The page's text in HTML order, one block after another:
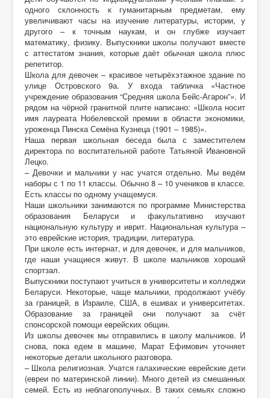
одного склонность к гуманитарным предметам, ему
увеличивают часы на изучение литературы, истории, у
другого – к точным наукам, и он глубже изучает
математику, физику. Выпускники школы получают вместе
с аттестатом знания, которые даёт обычная школа плюс
репетитор.
Школа для девочек – красивое четырёхэтажное здание по
улице Островского 9а. У входа табличка «Частное
учреждение образования “Средняя школа Бейс-Агарон”». И
рядом на чёрной гранитной плите написано: «Школа носит
имя лауреата Нобелевской премии в области экономики,
уроженца Пинска Семёна Кузнеца (1901 – 1985)».
Наша первая школьная беседа была с заместителем
директора по воспитательной работе Татьяной Ивановной
Лецко.
– Девочки и мальчики у нас учатся отдельно. Мы ведём
наборы с 1 по 11 классы. Обычно 8 – 10 учеников в классе.
Есть классы по одному учащемуся.
Наши школьники занимаются по программе Министерства
образования Беларуси и факультативно изучают
национальную культуру и иврит. Национальная культура –
это еврейские история, традиции, литература.
При школе есть интернат, и для девочек, и для мальчиков,
где наши учащиеся живут. В школе мальчиков хороший
спортзал.
Выпускники поступают учиться в университеты и колледжи
Беларуси. Некоторые, чаще мальчики, продолжают учёбу
за границей, в Израиле, США, в ешивах и университетах.
Образование за границей они получают за счёт
спонсорской помощи еврейских общин.
Из школы девочек мы отправились в школу мальчиков. И
снова, пока едем в машине, Марат Ефимович уточняет
некоторые детали школьного разговора.
– Школа религиозная. Учатся галахические еврейские дети
(евреи по материнской линии). Много детей из смешанных
семей. Есть из неблагополучных. В таких семьях сложно